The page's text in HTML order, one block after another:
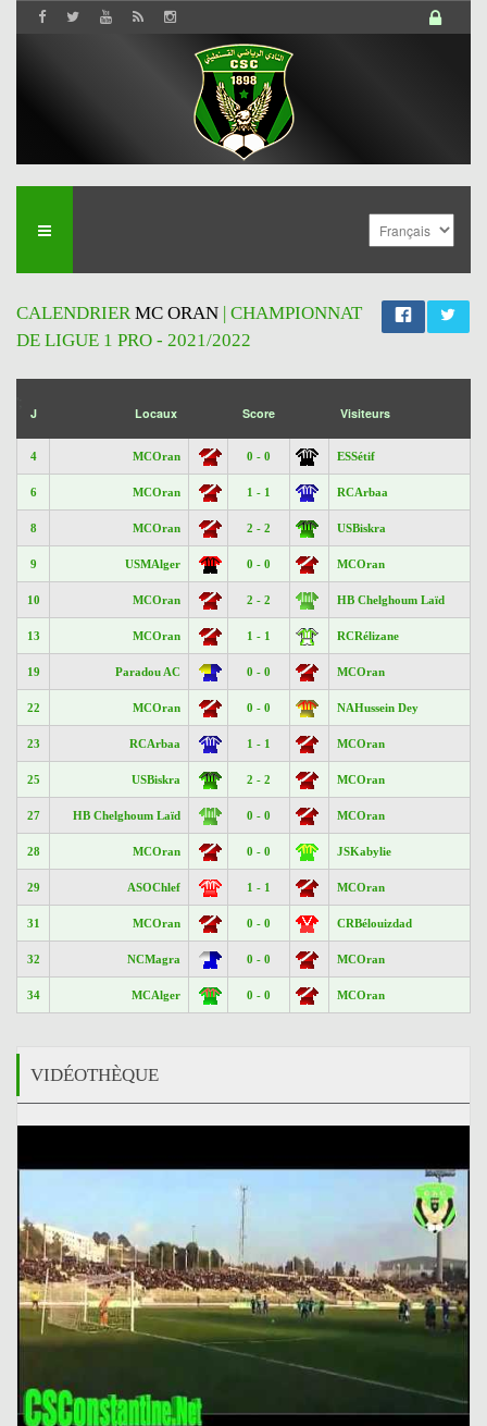
CALENDRIERMC ORAN | CHAMPIONNAT
DE LIGUE 1 PRO - 2021/2022
J Locaux Score Visiteurs
4 MCOran 0 - 0 ESSétif
6 MCOran 1 - 1 RCArbaa
8 MCOran 2 - 2 USBiskra
9 USMAlger 0 - 0 MCOran
10 MCOran 2 - 2 HB Chelghoum Laïd
13 MCOran 1 - 1 RCRélizane
19 Paradou AC 0 - 0 MCOran
22 MCOran 0 - 0 NAHussein Dey
23 RCArbaa 1 - 1 MCOran
25 USBiskra 2 - 2 MCOran
27 HB Chelghoum Laïd 0 - 0 MCOran
28 MCOran 0 - 0 JSKabylie
29 ASOChlef 1 - 1 MCOran
31 MCOran 0 - 0 CRBélouizdad
32 NCMagra 0 - 0 MCOran
34 MCAlger 0 - 0 MCOran
VIDÉOTHÈQUE